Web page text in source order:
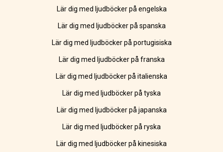
Lär dig med ljudböcker på engelska
Lär dig med ljudböcker på spanska
Lär dig med ljudböcker på portugisiska
Lär dig med ljudböcker på franska
Lär dig med ljudböcker på italienska
Lär dig med ljudböcker på tyska
Lär dig med ljudböcker på japanska
Lär dig med ljudböcker på ryska
Lär dig med ljudböcker på kinesiska